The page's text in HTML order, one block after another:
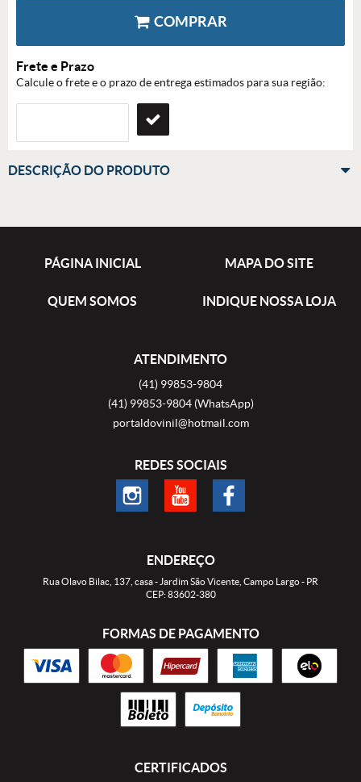
COMPRAR
Frete e Prazo
Calcule o frete e o prazo de entrega estimados para sua região:
DESCRIÇÃO DO PRODUTO
PÁGINA INICIAL MAPA DO SITE
QUEM SOMOS INDIQUE NOSSA LOJA
ATENDIMENTO
(41) 99853-9804
(41)99853-9804 (WhatsApp)
portaldovinil@hotmail.com
REDES SOCIAIS
ENDEREÇO
Rua Olavo Bilac, 137, casa- Jardim São Vicente, Campo Largo- PR
CEP: 83602-380
FORMAS DE PAGAMENTO
CERTIFICADOS